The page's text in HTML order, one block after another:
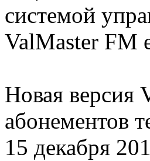
системой
ValMaster FM
Новая версия
абонементов
15 декабря